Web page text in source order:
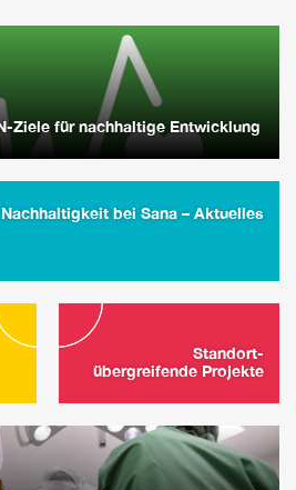
Ziele für nachhaltige Entwicklung
Nachhaltigkeit bei Sana – Aktuelles
Standort-
übergreifende Projekte